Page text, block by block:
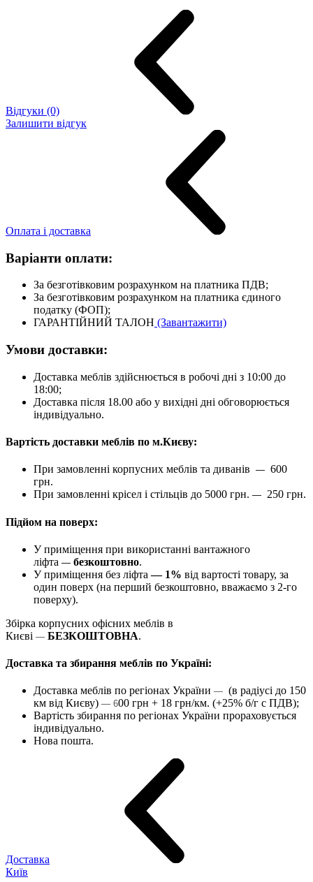
Відгуки (0)
Залишити відгук
Оплата і доставка
Варіанти оплати:
За безготівковим розрахунком на платника ПДВ;
За безготівковим розрахунком на платника єдиного
податку (ФОП);
ГАРАНТІЙНИЙ ТАЛОН (Завантажити)
Умови доставки:
Доставка меблів здійснюється в робочі дні з 10:00 до
18:00;
Доставка після 18.00 або у вихідні дні обговорюється
індивідуально.
Вартість доставки меблів по м.Києву:
При замовленні корпусних меблів та диванів — 600
грн.
При замовленні крісел і стільців до 5000 грн. — 250 грн.
Підйом на поверх:
У приміщення при використанні вантажного
ліфта — безкоштовно.
У приміщення без ліфта— 1% від вартості товару, за
один поверх (на перший безкоштовно, вважаємо з 2-го
поверху).
Збірка корпусних офісних меблів в
Києві — БЕЗКОШТОВНА.
Доставка та збирання меблів по Україні:
Доставка меблів по регіонах України — (в радіусі до 150
км від Києву) — 600 грн + 18 грн/км. (+25% б/г с ПДВ);
Вартість збирання по регіонах України прораховується
індивідуально.
Нова пошта.
Доставка
Київ